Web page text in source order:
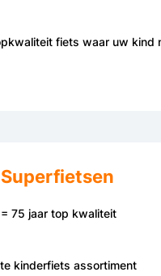
75 jaar top kwaliteit
kinderfiets assortiment
fiets waar uw kind